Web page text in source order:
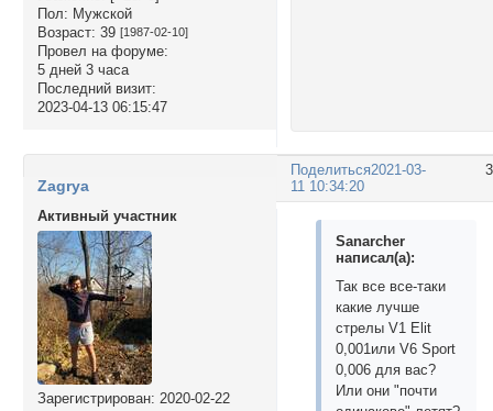
Пол: Мужской
Возраст: 39 [1987-02-10]
Провел на форуме:
5 дней 3 часа
Последний визит:
2023-04-13 06:15:47
Поделиться2021-03-
11 10:34:20
Zagrya
Активный участник
Зарегистрирован: 2020-02-22
Sanarcher
написал(а):
Так все все-таки
какие лучше
стрелы V1 Elit
0,001или V6 Sport
0,006 для вас?
Или они "почти